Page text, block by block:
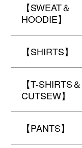
【SWEAT＆
HOODIE】
【SHIRTS】
【T-SHIRTS＆
CUTSEW】
【PANTS】